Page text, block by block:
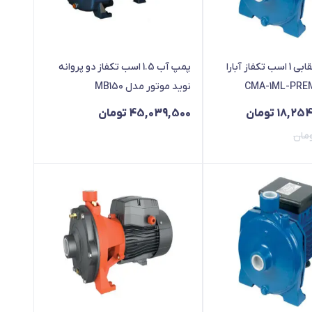
پمپ آب بشقابی 1 اسب تکفاز آبارا
تومان
تومان
تومان
پمپ آب 1.5 اسب تکفاز دو پروانه
نوید موتور مدل MB150
45,039,500 تومان